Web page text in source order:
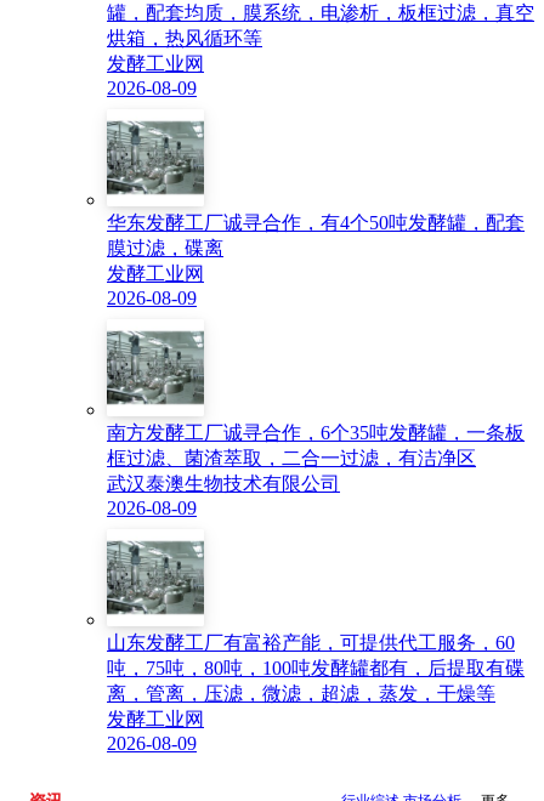
罐，配套均质，膜系统，电渗析，板框过滤，真空
烘箱，热风循环等
发酵工业网
2026-08-09
华东发酵工厂诚寻合作，有4个50吨发酵罐，配套
膜过滤，碟离
发酵工业网
2026-08-09
南方发酵工厂诚寻合作，6个35吨发酵罐，一条板
框过滤、菌渣萃取，二合一过滤，有洁净区
武汉泰澳生物技术有限公司
2026-08-09
山东发酵工厂有富裕产能，可提供代工服务，60
吨，75吨，80吨，100吨发酵罐都有，后提取有碟
离，管离，压滤，微滤，超滤，蒸发，干燥等
发酵工业网
2026-08-09